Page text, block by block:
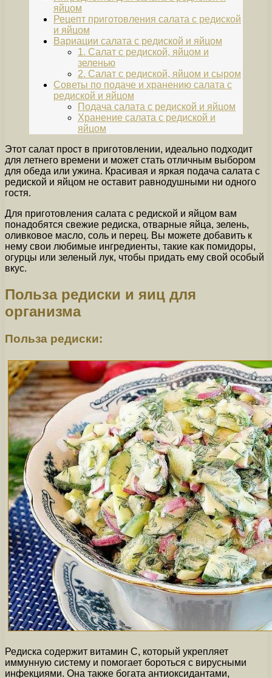
яйцом
Рецепт приготовления салата с редиской
и яйцом
Вариации салата с редиской и яйцом
1. Салат с редиской, яйцом и
зеленью
2. Салат с редиской, яйцом и сыром
Советы по подаче и хранению салата с
редиской и яйцом
Подача салата с редиской и яйцом
Хранение салата с редиской и
яйцом
Этот салат прост в приготовлении, идеально подходит
для летнего времени и может стать отличным выбором
для обеда или ужина. Красивая и яркая подача салата с
редиской и яйцом не оставит равнодушными ни одного
гостя.
Для приготовления салата с редиской и яйцом вам
понадобятся свежие редиска, отварные яйца, зелень,
оливковое масло, соль и перец. Вы можете добавить к
нему свои любимые ингредиенты, такие как помидоры,
огурцы или зеленый лук, чтобы придать ему свой особый
вкус.
Польза редиски и яиц для
организма
Польза редиски:
Редиска содержит витамин C, который укрепляет
иммунную систему и помогает бороться с вирусными
инфекциями. Она также богата антиоксидантами,